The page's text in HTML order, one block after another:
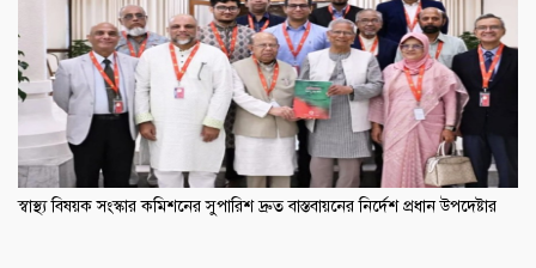
স্বাস্থ্য বিষয়ক সংস্কার কমিশনের সুপারিশ দ্রুত বাস্তবায়নের নির্দেশ প্রধান উপদেষ্টার